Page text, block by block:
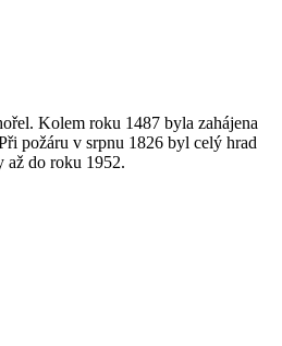
Kolem roku 1487 byla zahájena
požáru v srpnu 1826 byl celý hrad
až do roku 1952.